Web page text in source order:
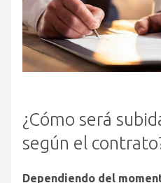
¿Cómo será
según el
Dependiendo del